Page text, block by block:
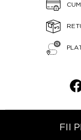
FII